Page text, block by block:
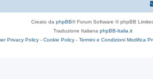
Creato da phpBB® Forum Software © phpBB
Traduzione Italiana phpBB-Italia.it
Privacy Policy - Cookie Policy - Termini e Condizioni Modifica